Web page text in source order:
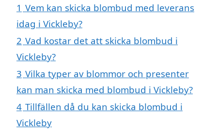
1 Vem kan skicka blombud med leverans
idag i Vickleby?
2 Vad kostar det att skicka blombud i
Vickleby?
3 Vilka typer av blommor och presenter
kan man skicka med blombud i Vickleby?
4 Tillfällen då du kan skicka blombud i
Vickleby